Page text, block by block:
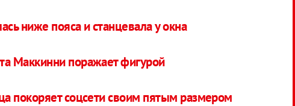
ниже пояса и станцевала у окна
Маккинни поражает фигурой
покоряет соцсети своим пятым размером